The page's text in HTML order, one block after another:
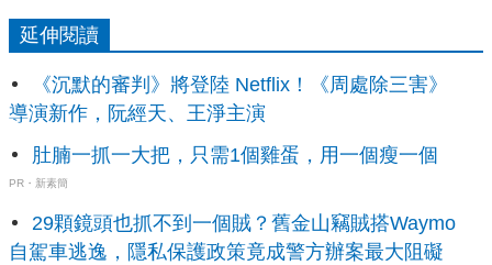
延伸閱讀
《沉默的審判》將登陸 Netflix！《周處除三害》
導演新作，阮經天、王淨主演
肚腩一抓一大把，只需1個雞蛋，用一個瘦一個
PR・新素簡
29顆鏡頭也抓不到一個賊？舊金山竊賊搭Waymo
自駕車逃逸，隱私保護政策竟成警方辦案最大阻礙